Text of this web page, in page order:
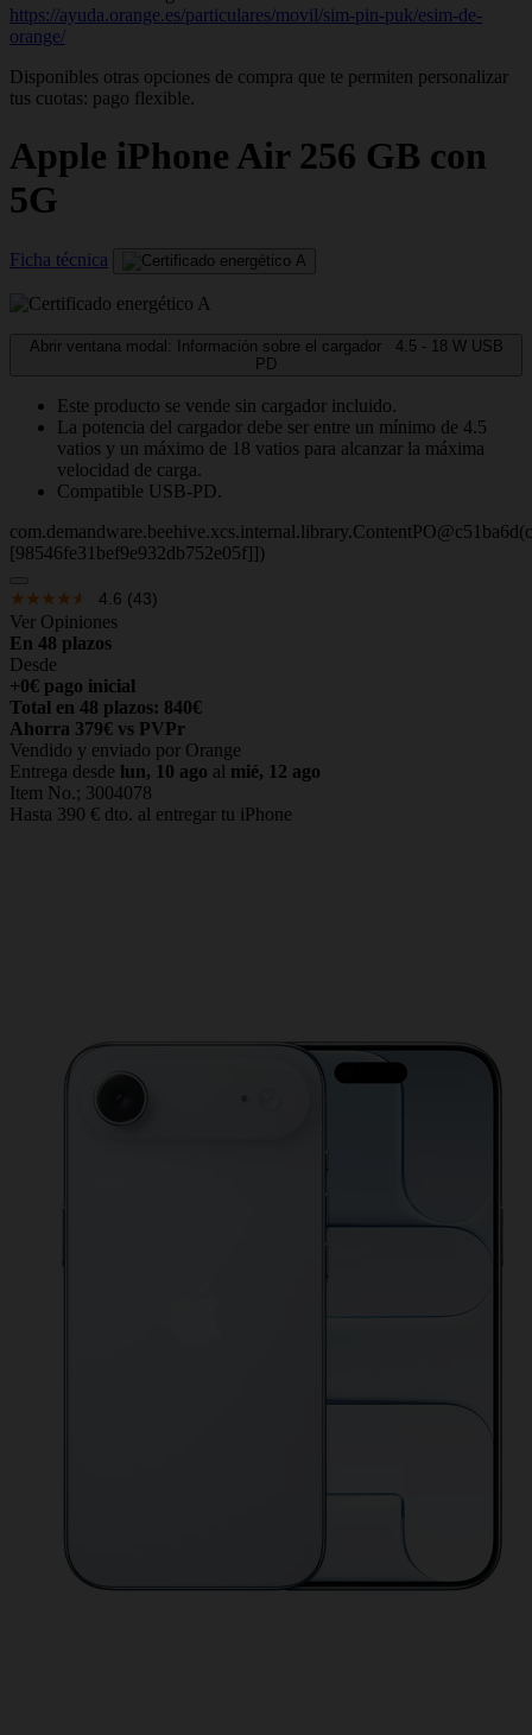
https://ayuda.orange.es/particulares/movil/sim-pin-puk/esim-de-
orange/
Disponibles otras opciones de compra que te permiten personalizar
tus cuotas: pago flexible.
Apple iPhone Air 256 GB con
5G
Ficha técnica
Abrir ventana modal: Información sobre el cargador 4.5 - 18 W USB
PD
Este producto se vende sin cargador incluido.
La potencia del cargador debe ser entre un mínimo de 4.5
vatios y un máximo de 18 vatios para alcanzar la máxima
velocidad de carga.
Compatible USB-PD.
[98546fe31bef9e932db752e05f]])
4.6 (43)
Ver Opiniones
En 48 plazos
Desde
+0€ pago inicial
Total en 48 plazos: 840€
Ahorra 379€ vs PVPr
Vendido y enviado por Orange
Entrega desde lun, 10 ago al mié, 12 ago
Item No.; 3004078
Hasta 390 € dto. al entregar tu iPhone